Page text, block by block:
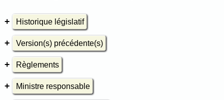
Historique législatif
Version(s) précédente(s)
Règlements
Ministre responsable